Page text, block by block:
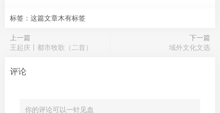
标签：这篇文章木有标签
上一篇
王起庆丨都市牧歌（二首）
下一篇
域外文化文选
评论